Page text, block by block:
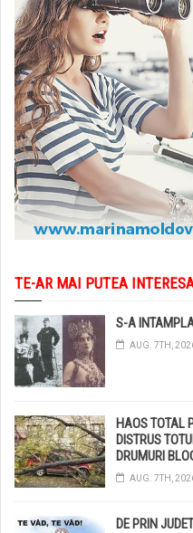
TE-AR MAI PUTEA
S-A
AUG. 7TH,
HAOS TOTAL
DISTRUS
DRUMURI
DISTRUSE DE
AUG. 7TH,
DE PRIN